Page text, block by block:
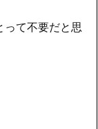
って不要だと思